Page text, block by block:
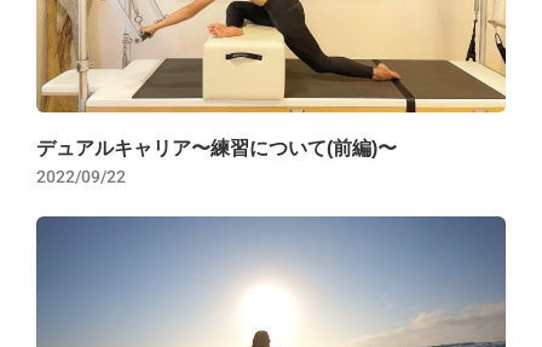
デュアルキャリア〜練習について(前編)〜
2022/09/22